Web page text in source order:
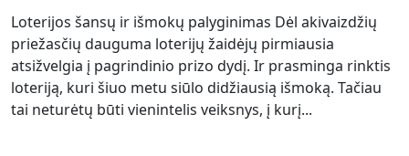
Loterijos šansų ir išmokų palyginimas Dėl akivaizdžių
priežasčių dauguma loterijų žaidėjų pirmiausia
atsižvelgia į pagrindinio prizo dydį. Ir prasminga rinktis
loteriją, kuri šiuo metu siūlo didžiausią išmoką. Tačiau
tai neturėtų būti vienintelis veiksnys, į kurį...